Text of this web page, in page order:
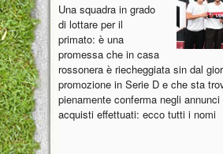
Una squadra in grado
di lottare per il
primato: è una
promessa che in casa
rossonera è riecheggiata sin dal
promozione in Serie D e che sta
pienamente conferma negli
acquisti effettuati: ecco tutti i nomi